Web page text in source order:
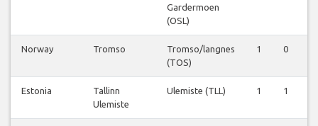
Gardermoen
(OSL)
Norway Tromso
Tromso/langnes
(TOS)
1 0
Estonia
Tallinn
Ulemiste
Ulemiste (TLL) 1 1